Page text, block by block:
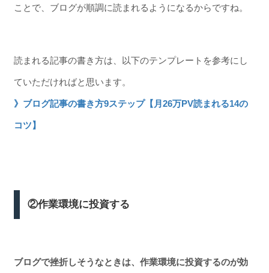
ことで、ブログが順調に読まれるようになるからですね。
読まれる記事の書き方は、以下のテンプレートを参考にし
ていただければと思います。
》ブログ記事の書き方9ステップ【月26万PV読まれる14の
コツ】
②作業環境に投資する
ブログで挫折しそうなときは、作業環境に投資するのが効